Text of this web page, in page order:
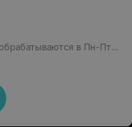
день. Заказы, принятые в субботу и воскресенье, доставляются в понедельник. Доставка товара по РБ бесплатно при заказе свыше 160 руб.